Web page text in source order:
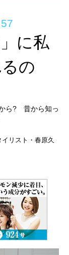
に私
の
ら? 昔から知っ
リスト・春原久